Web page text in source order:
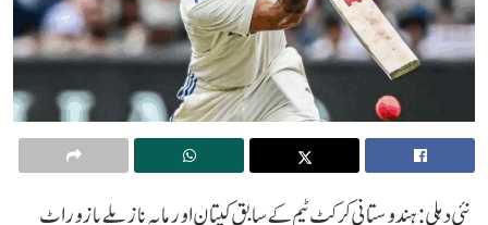
نئی دہلی:ہندوستانی کرکٹ ٹیم کے سابق کپتان اور مایہ ناز بلے باز وراٹ